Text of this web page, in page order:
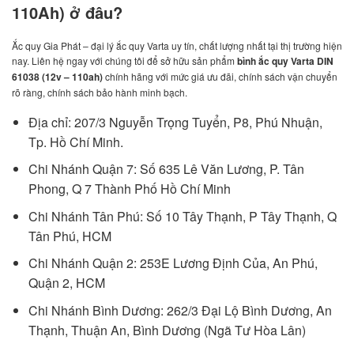
110Ah) ở đâu?
Ắc quy Gia Phát – đại lý ắc quy Varta uy tín, chất lượng nhất tại thị trường hiện
nay. Liên hệ ngay với chúng tôi để sở hữu sản phẩm bình ắc quy Varta DIN
61038 (12v – 110ah)chính hãng với mức giá ưu đãi, chính sách vận chuyển
rõ ràng, chính sách bảo hành minh bạch.
Địa chỉ: 207/3 Nguyễn Trọng Tuyển, P8, Phú Nhuận,
Tp. Hồ Chí Minh.
Chi Nhánh Quận 7: Số 635 Lê Văn Lương, P. Tân
Phong, Q 7 Thành Phố Hồ Chí Minh
Chi Nhánh Tân Phú: Số 10 Tây Thạnh, P Tây Thạnh, Q
Tân Phú, HCM
Chi Nhánh Quận 2: 253E Lương Định Của, An Phú,
Quận 2, HCM
Chi Nhánh Bình Dương: 262/3 Đại Lộ Bình Dương, An
Thạnh, Thuận An, Bình Dương (Ngã Tư Hòa Lân)